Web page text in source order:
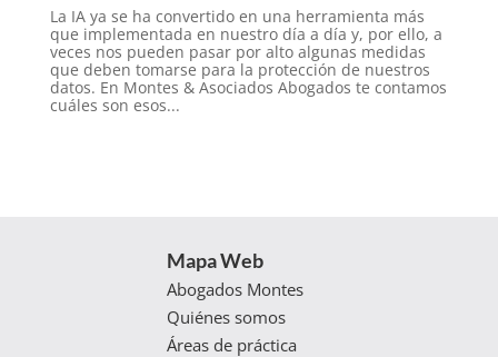
La IA ya se ha convertido en una herramienta más
que implementada en nuestro día a día y, por ello, a
veces nos pueden pasar por alto algunas medidas
que deben tomarse para la protección de nuestros
datos. En Montes & Asociados Abogados te contamos
cuáles son esos...
Mapa Web
Abogados Montes
Quiénes somos
Áreas de práctica